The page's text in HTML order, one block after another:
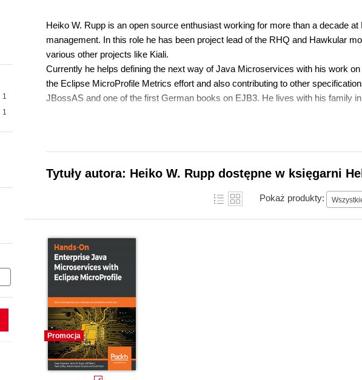
1
1
Heiko W. Rupp is an open source enthusiast working for more than a decade
management. In this role he has been project lead of the RHQ and Hawkular
various other projects like Kiali.
Currently he helps defining the next way of Java Microservices with his work
the Eclipse MicroProfile Metrics effort and also contributing to other
JBossAS and one of the first German books on EJB3. He lives with his family
Tytuły autora: Heiko W. Rupp dostępne w księgarni
Pokaż produkty:
Promocja